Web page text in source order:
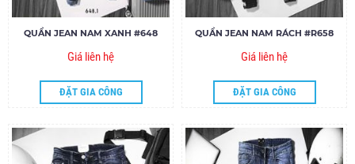
QUẦN JEAN NAM XANH #648
Giá liên hệ
ĐẶT GIA CÔNG
QUẦN JEAN NAM RÁCH #R658
Giá liên hệ
ĐẶT GIA CÔNG